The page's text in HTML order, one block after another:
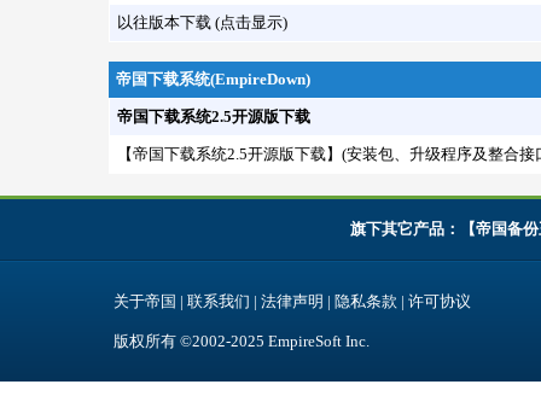
以往版本下载 (点击显示)
帝国下载系统(EmpireDown)
帝国下载系统2.5开源版下载
【帝国下载系统2.5开源版下载】 (安装包、升级程序及整合接
旗下其它产品：【帝国备份
关于帝国 | 联系我们 | 法律声明 | 隐私条款 | 许可协议
版权所有 ©2002-2025 EmpireSoft Inc.